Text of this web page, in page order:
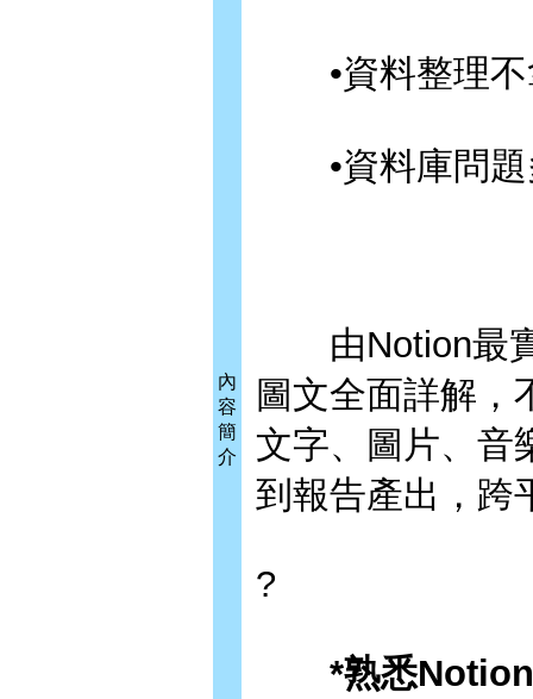
內
容
簡
介
•資料整理不
•資料庫問題
由Notion最實
圖文全面詳解，
文字、圖片、音
到報告產出，跨
?
*熟悉Notion